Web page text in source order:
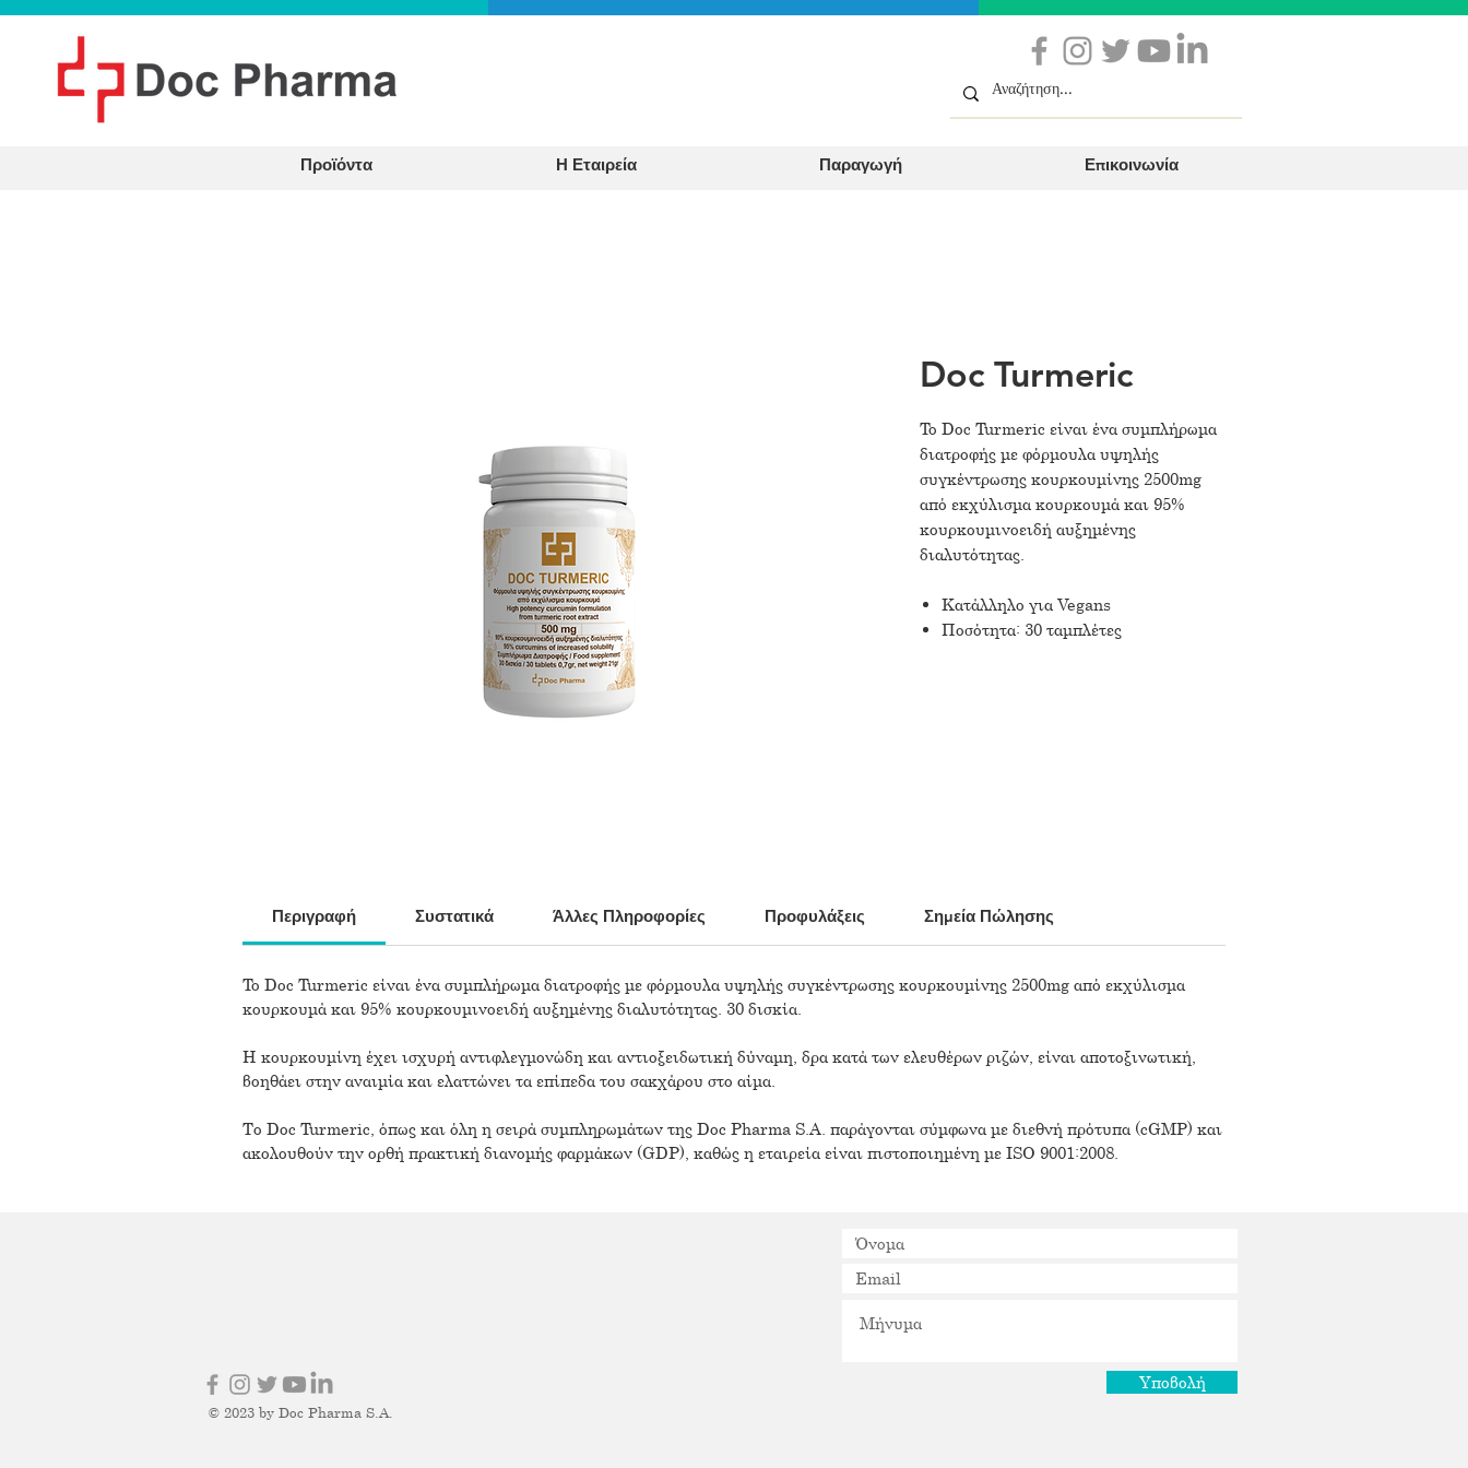
Προϊόντα Η Εταιρεία Παραγωγή Επικοινωνία
Doc Turmeric
To Doc Turmeric είναι ένα συμπλήρωμα
διατροφής με φόρμουλα υψηλής
συγκέντρωσης κουρκουμίνης 2500mg
από εκχύλισμα κουρκουμά και 95%
κουρκουμινoειδή αυξημένης
διαλυτότητας.
Κατάλληλο για Vegans
Ποσότητα: 30 ταμπλέτες
Περιγραφή Συστατικά Άλλες Πληροφορίες Προφυλάξεις Σημεία Πώλησης
To Doc Turmeric είναι ένα συμπλήρωμα διατροφής με φόρμουλα υψηλής συγκέντρωσης κουρκουμίνης 2500mg από εκχύλισμα
κουρκουμά και 95% κουρκουμινoειδή αυξημένης διαλυτότητας. 30 δισκία.
Η κουρκουμίνη έχει ισχυρή αντιφλεγμονώδη και αντιοξειδωτική δύναμη, δρα κατά των ελευθέρων ριζών, είναι αποτοξινωτική,
βοηθάει στην αναιμία και ελαττώνει τα επίπεδα του σακχάρου στο αίμα.
Το Doc Turmeric, όπως και όλη η σειρά συμπληρωμάτων της Doc Pharma S.A. παράγονται σύμφωνα με διεθνή πρότυπα (cGMP) και
ακολουθούν την ορθή πρακτική διανομής φαρμάκων (GDP), καθώς η εταιρεία είναι πιστοποιημένη με ISO 9001:2008.
© 2023 by Doc Pharma S.A.
Υποβολή